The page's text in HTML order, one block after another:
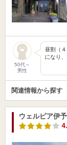
50代～
男性
昼割（
になり
関連情報から探す
ウェルピア伊予